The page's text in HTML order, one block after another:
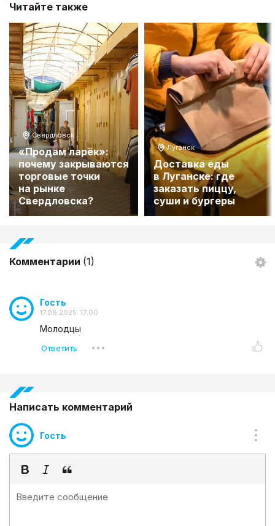
Читайте также
Свердловск
«Продам ларёк»:
почему закрываются
торговые точки
на рынке
Свердловска?
Луганск
Доставка еды
в Луганске: где
заказать пиццу,
суши и бургеры
Комментарии (1)
Гость
17.08.2025 17:00
Молодцы
Написать комментарий
Гость